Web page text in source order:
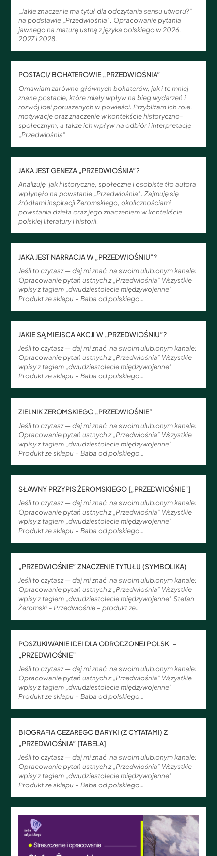
„Jakie znaczenie ma tytuł dla odczytania sensu utworu?”
na podstawie „Przedwiośnia”. Opracowanie pytania
jawnego na maturę ustną z języka polskiego w 2026,
2027 i 2028.
POSTACI/ BOHATEROWIE „PRZEDWIOŚNIA”
Omawiam zarówno głównych bohaterów, jak i te mniej
znane postacie, które miały wpływ na bieg wydarzeń i
rozwój idei poruszanych w powieści. Przybliżam ich role,
motywacje oraz znaczenie w kontekście historyczno-
społecznym, a także ich wpływ na odbiór i interpretację
„Przedwiośnia”
JAKA JEST GENEZA „PRZEDWIOŚNIA”?
Analizuję, jak historyczne, społeczne i osobiste tło autora
wpłynęło na powstanie „Przedwiośnia”. Zajmuję się
źródłami inspiracji Żeromskiego, okolicznościami
powstania dzieła oraz jego znaczeniem w kontekście
polskiej literatury i historii.
JAKA JEST NARRACJA W „PRZEDWIOŚNIU”?
Jeśli to czytasz — daj mi znać na swoim ulubionym kanale:
Opracowanie pytań ustnych z „Przedwiośnia” Wszystkie
wpisy z tagiem „dwudziestolecie międzywojenne”
Produkt ze sklepu – Baba od polskiego…
JAKIE SĄ MIEJSCA AKCJI W „PRZEDWIOŚNIU”?
Jeśli to czytasz — daj mi znać na swoim ulubionym kanale:
Opracowanie pytań ustnych z „Przedwiośnia” Wszystkie
wpisy z tagiem „dwudziestolecie międzywojenne”
Produkt ze sklepu – Baba od polskiego…
ZIELNIK ŻEROMSKIEGO „PRZEDWIOŚNIE”
Jeśli to czytasz — daj mi znać na swoim ulubionym kanale:
Opracowanie pytań ustnych z „Przedwiośnia” Wszystkie
wpisy z tagiem „dwudziestolecie międzywojenne”
Produkt ze sklepu – Baba od polskiego…
SŁAWNY PRZYPIS ŻEROMSKIEGO [„PRZEDWIOŚNIE”]
Jeśli to czytasz — daj mi znać na swoim ulubionym kanale:
Opracowanie pytań ustnych z „Przedwiośnia” Wszystkie
wpisy z tagiem „dwudziestolecie międzywojenne”
Produkt ze sklepu – Baba od polskiego…
„PRZEDWIOŚNIE” ZNACZENIE TYTUŁU (SYMBOLIKA)
Jeśli to czytasz — daj mi znać na swoim ulubionym kanale:
Opracowanie pytań ustnych z „Przedwiośnia” Wszystkie
wpisy z tagiem „dwudziestolecie międzywojenne” Stefan
Żeromski – Przedwiośnie – produkt ze…
POSZUKIWANIE IDEI DLA ODRODZONEJ POLSKI –
„PRZEDWIOŚNIE”
Jeśli to czytasz — daj mi znać na swoim ulubionym kanale:
Opracowanie pytań ustnych z „Przedwiośnia” Wszystkie
wpisy z tagiem „dwudziestolecie międzywojenne”
Produkt ze sklepu – Baba od polskiego…
BIOGRAFIA CEZAREGO BARYKI (Z CYTATAMI) Z
„PRZEDWIOŚNIA” [TABELA]
Jeśli to czytasz — daj mi znać na swoim ulubionym kanale:
Opracowanie pytań ustnych z „Przedwiośnia” Wszystkie
wpisy z tagiem „dwudziestolecie międzywojenne”
Produkt ze sklepu – Baba od polskiego…